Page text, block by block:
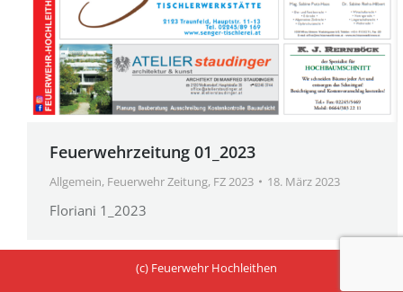
Feuerwehrzeitung 01_2023
Allgemein, Feuerwehr Zeitung, FZ 2023 18. März 2023
Floriani 1_2023
(c) Feuerwehr Hochleithen